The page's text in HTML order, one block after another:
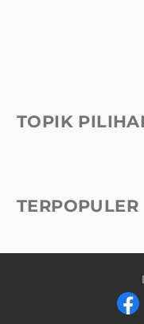
TOPIK
TERPOPULER